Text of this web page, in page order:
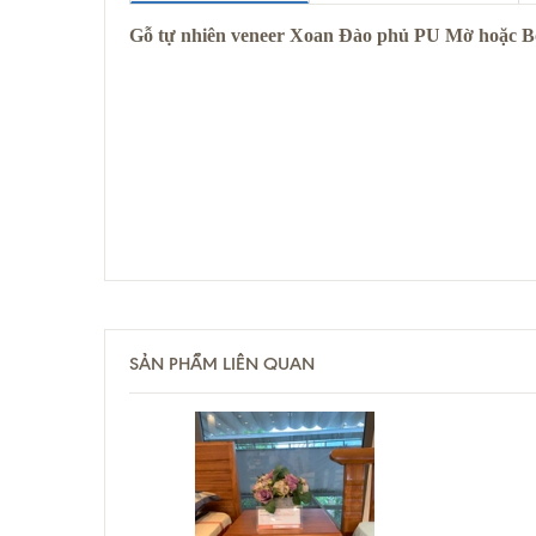
Gỗ tự nhiên veneer Xoan Đào phủ PU Mờ hoặc
SẢN PHẨM LIÊN QUAN